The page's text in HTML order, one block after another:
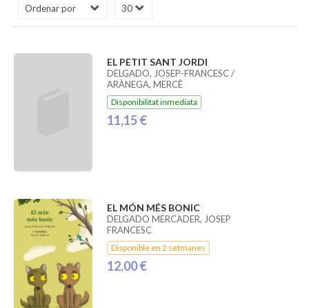
EL PETIT SANT JORDI
DELGADO, JOSEP-FRANCESC /
ARÀNEGA, MERCÈ
Disponibilitat inmediata
11,15 €
EL MÓN MÉS BONIC
DELGADO MERCADER, JOSEP
FRANCESC
Disponible en 2 setmanes
12,00 €